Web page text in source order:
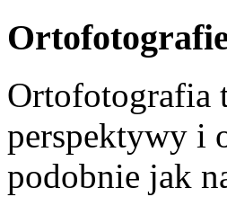
Ortofotografia
perspektywy i
podobnie jak